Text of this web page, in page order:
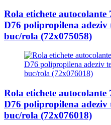
Rola etichete
D76 polipropilena adeziv
buc/rola (72x075058)
Rola etichete
D76 polipropilena adeziv
buc/rola (72x076018)